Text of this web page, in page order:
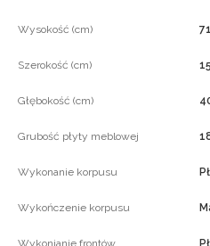
Wysokość (cm)
Szerokość (cm)
Głębokość (cm)
Grubość płyty meblowej
Wykonanie korpusu
Wykończenie korpusu